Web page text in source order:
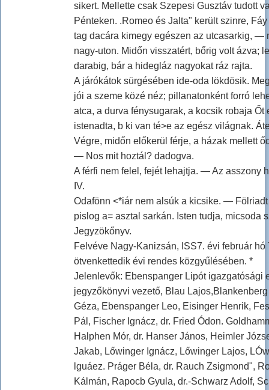
sikert. Mellette csak Szepesi Gusztáv tudott
Pénteken. .Romeo és Jalta" került szinre,
tag dacára kimegy egészen az utcasarkig, —
nagy-uton. Midőn visszatért, bőrig volt ázva;
darabig, bár a hidegláz nagyokat ráz rajta.
A járókátok sürgésében ide-oda lökdösik.
jói a szeme közé néz; pillanatonként forró
atca, a durva fénysugarak, a kocsik robaja
istenadta, b ki van té>e az egész világnak.
Végre, midőn előkerül férje, a házak mellett
— Nos mit hoztál? dadogva.
A férfi nem felel, fejét lehajtja. — Az asszony
IV.
Odafönn <*iár nem alsúk a kicsike. —
pislog a= asztal sarkán. Isten tudja, micsoda
Jegyzökőnyv.
Felvéve Nagy-Kanizsán, ISS7. évi február
ötvenkettedik évi rendes közgyűlésében. *
Jelenlevők: Ebenspanger Lipót igazgatósági
jegyzőkönyvi vezető, Blau
Géza, Ebenspanger Leo, Eisinger Henrik,
Pál, Fischer Ignácz, dr. Fried Ódon.
Halphen Mór, dr. Hanser János, Heimler
Jakab, Lőwinger Ignácz, Lőwinger Lajos,
lguáez. Práger Béla, dr. Rauch Zsigmond",
Kálmán, Rapocb Gyula, dr.-Schwarz Adolf,